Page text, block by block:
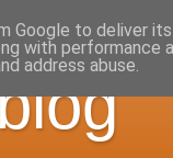
Google to deliver
with
address abuse.